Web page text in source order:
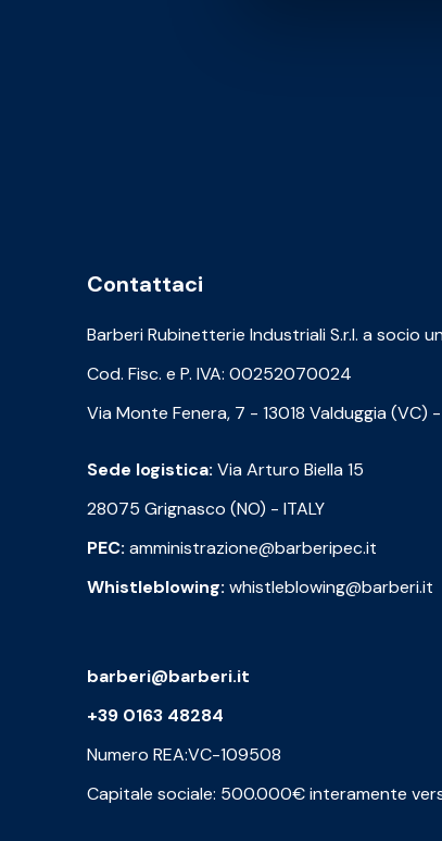
Contattaci
Barberi Rubinetterie Industriali S.r.l. a socio
Cod. Fisc. e P. IVA: 00252070024
Via Monte Fenera, 7 - 13018 Valduggia (VC) -
Sede logistica: Via Arturo Biella 15
28075 Grignasco (NO) - ITALY
PEC: amministrazione@barberipec.it
Whistleblowing: whistleblowing@barberi.it
barberi@barberi.it
+39 0163 48284
Numero REA:VC-109508
Capitale sociale: 500.000€ interamente